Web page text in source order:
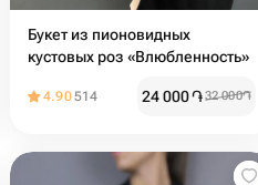
Букет из пионовидных
кустовых роз «Влюбленность»
4.90514 24 000֏32 000֏